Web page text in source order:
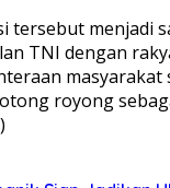
tersebut menjadi
TNI dengan
masyarakat
royong